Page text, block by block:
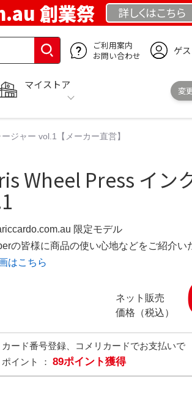
創業祭 詳しくはこちら
ご利用案内
お問い合わせ
ゲ
マイストア
変
ジャー vol.1【メーカー直営】
Wheel Press イン
限定モデル
の皆様に商品の使い心地などをご紹介い
はこちら
ネット販売
価格（税込）
カード番号登録、コメリカードでお支払いで
イント ： 89ポイント獲得